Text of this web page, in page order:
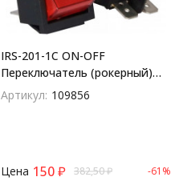
IRS-201-1C ON-OFF
Переключатель (рокерный)
серии IRS-200
Артикул: 109856
Цена 150 ₽ 382,50₽ -61%